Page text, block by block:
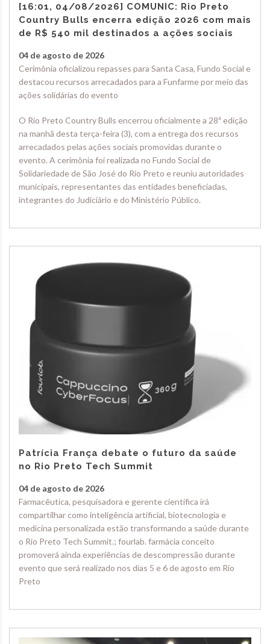
[16:01, 04/08/2026] COMUNIC: Rio Preto
Country Bulls encerra edição 2026 com mais
de R$ 540 mil destinados a ações sociais
04 de agosto de 2026
Cerimônia oficializou repasses para Santa Casa, Fundo Social e
destacou recursos arrecadados para a Funfarme por meio das
ações solidárias do evento
O Rio Preto Country Bulls encerrou oficialmente a 28ª edição
na manhã desta terça-feira (3), com a entrega dos recursos
arrecadados pelas ações sociais promovidas durante o
evento. A cerimônia foi realizada no Fundo Social de
Solidariedade de São José do Rio Preto e reuniu autoridades
municipais, representantes das entidades beneficiadas,
integrantes do Judiciário e do Ministério Público.
Patrícia França debate o futuro da saúde
no Rio Preto Tech Summit
04 de agosto de 2026
Farmacêutica, pesquisadora e gerente científica irá
compartilhar como inteligência artificial, biotecnologia e
medicina personalizada estão transformando a saúde durante
o Rio Preto Tech Summit.; fourlab. farmácia conceito
promoverá ainda experiências de descompressão durante
evento que será realizado nos dias 5 e 6 de agosto em Rio
Preto